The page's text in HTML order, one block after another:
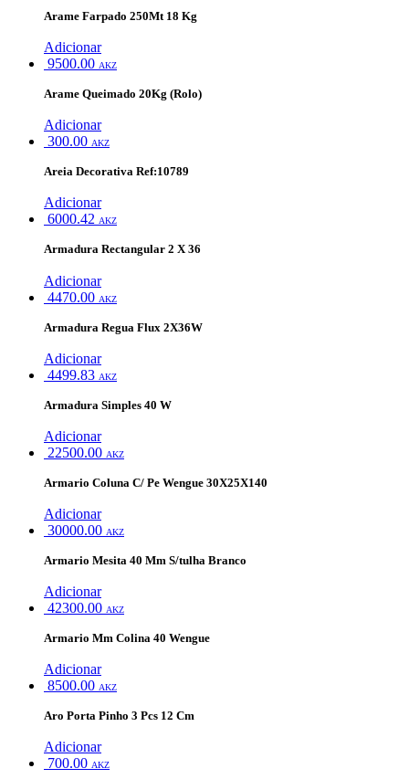
Arame Farpado 250Mt 18 Kg
Adicionar
9500.00 AKZ
Arame Queimado 20Kg (Rolo)
Adicionar
300.00 AKZ
Areia Decorativa Ref:10789
Adicionar
6000.42 AKZ
Armadura Rectangular 2 X 36
Adicionar
4470.00 AKZ
Armadura Regua Flux 2X36W
Adicionar
4499.83 AKZ
Armadura Simples 40 W
Adicionar
22500.00 AKZ
Armario Coluna C/ Pe Wengue 30X25X140
Adicionar
30000.00 AKZ
Armario Mesita 40 Mm S/tulha Branco
Adicionar
42300.00 AKZ
Armario Mm Colina 40 Wengue
Adicionar
8500.00 AKZ
Aro Porta Pinho 3 Pcs 12 Cm
Adicionar
700.00 AKZ